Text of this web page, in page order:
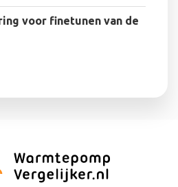
voor finetunen van de